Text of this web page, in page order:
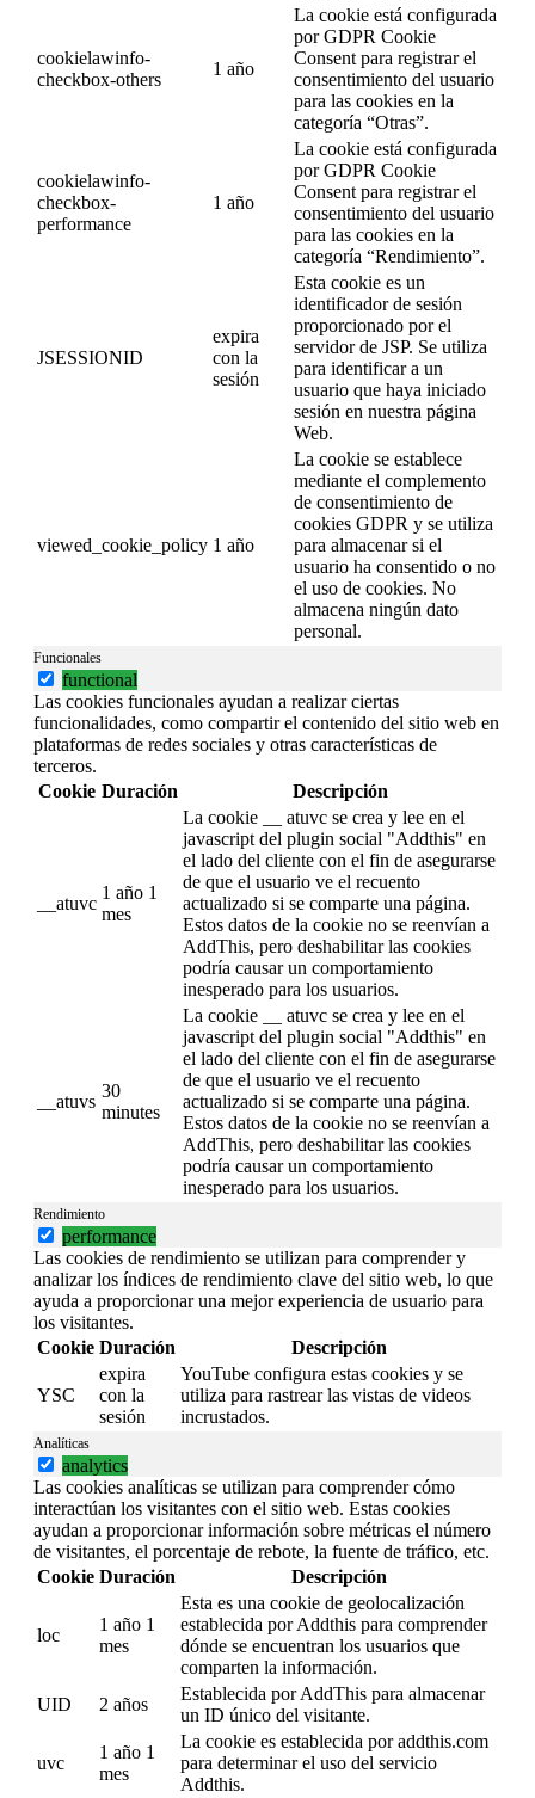
cookielawinfo-
checkbox-others
1 año
La cookie está configurada
por GDPR Cookie
Consent para registrar el
consentimiento del usuario
para las cookies en la
categoría “Otras”.
cookielawinfo-
checkbox-
performance
1 año
La cookie está configurada
por GDPR Cookie
Consent para registrar el
consentimiento del usuario
para las cookies en la
categoría “Rendimiento”.
JSESSIONID
expira
con la
sesión
Esta cookie es un
identificador de sesión
proporcionado por el
servidor de JSP. Se utiliza
para identificar a un
usuario que haya iniciado
sesión en nuestra página
Web.
viewed_cookie_policy 1 año
La cookie se establece
mediante el complemento
de consentimiento de
cookies GDPR y se utiliza
para almacenar si el
usuario ha consentido o no
el uso de cookies. No
almacena ningún dato
personal.
Funcionales
functional
Las cookies funcionales ayudan a realizar ciertas
funcionalidades, como compartir el contenido del sitio web en
plataformas de redes sociales y otras características de
terceros.
Cookie Duración Descripción
__atuvc
1 año 1
mes
La cookie __ atuvc se crea y lee en el
javascript del plugin social "Addthis" en
el lado del cliente con el fin de asegurarse
de que el usuario ve el recuento
actualizado si se comparte una página.
Estos datos de la cookie no se reenvían a
AddThis, pero deshabilitar las cookies
podría causar un comportamiento
inesperado para los usuarios.
__atuvs
30
minutes
La cookie __ atuvc se crea y lee en el
javascript del plugin social "Addthis" en
el lado del cliente con el fin de asegurarse
de que el usuario ve el recuento
actualizado si se comparte una página.
Estos datos de la cookie no se reenvían a
AddThis, pero deshabilitar las cookies
podría causar un comportamiento
inesperado para los usuarios.
Rendimiento
performance
Las cookies de rendimiento se utilizan para comprender y
analizar los índices de rendimiento clave del sitio web, lo que
ayuda a proporcionar una mejor experiencia de usuario para
los visitantes.
Cookie Duración Descripción
YSC
expira
con la
sesión
YouTube configura estas cookies y se
utiliza para rastrear las vistas de videos
incrustados.
Analíticas
analytics
Las cookies analíticas se utilizan para comprender cómo
interactúan los visitantes con el sitio web. Estas cookies
ayudan a proporcionar información sobre métricas el número
de visitantes, el porcentaje de rebote, la fuente de tráfico, etc.
Cookie Duración Descripción
loc
1 año 1
mes
Esta es una cookie de geolocalización
establecida por Addthis para comprender
dónde se encuentran los usuarios que
comparten la información.
UID
2 años
Establecida por AddThis para almacenar
un ID único del visitante.
uvc
1 año 1
mes
La cookie es establecida por addthis.com
para determinar el uso del servicio
Addthis.